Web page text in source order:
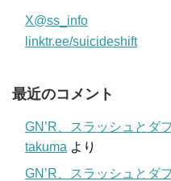
X@ss_info
linktr.ee/suicideshift
最近のコメント
GN’R、スラッシュとダ
takuma より
GN’R、スラッシュとダ